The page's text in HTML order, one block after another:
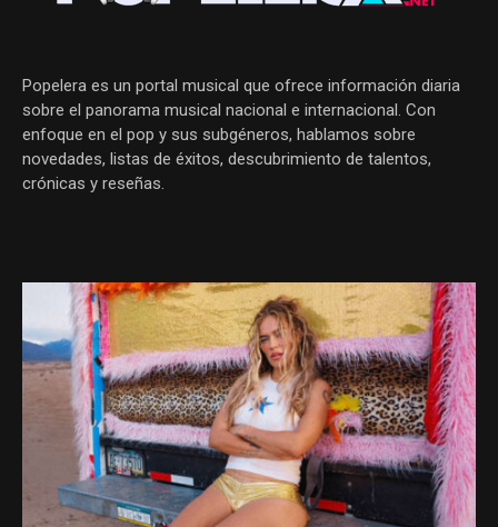
Popelera es un portal musical que ofrece información diaria
sobre el panorama musical nacional e internacional. Con
enfoque en el pop y sus subgéneros, hablamos sobre
novedades, listas de éxitos, descubrimiento de talentos,
crónicas y reseñas.